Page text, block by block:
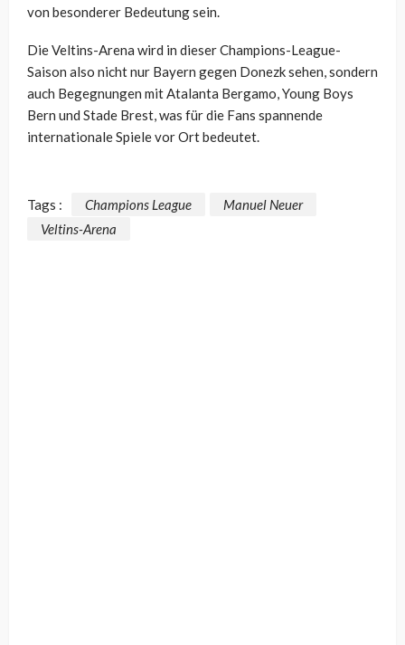
von besonderer Bedeutung sein.
Die Veltins-Arena wird in dieser Champions-League-
Saison also nicht nur Bayern gegen Donezk sehen, sondern
auch Begegnungen mit Atalanta Bergamo, Young Boys
Bern und Stade Brest, was für die Fans spannende
internationale Spiele vor Ort bedeutet.
Tags : Champions League
Manuel Neuer
Veltins-Arena